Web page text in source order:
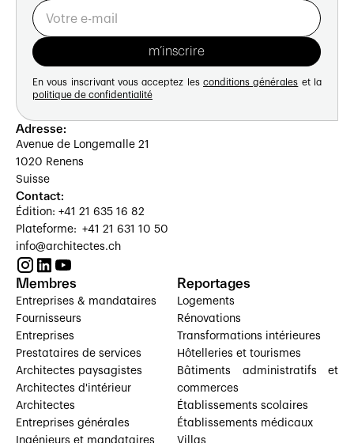
En vous inscrivant vous acceptez les conditions générales et la
politique de confidentialité
Adresse:
Avenue de Longemalle 21
1020 Renens
Suisse
Contact:
Édition: +41 21 635 16 82
Plateforme: +41 21 631 10 50
info@architectes.ch
Membres
Entreprises & mandataires
Fournisseurs
Entreprises
Prestataires de services
Architectes paysagistes
Architectes d'intérieur
Architectes
Entreprises générales
Ingénieurs et mandataires
Reportages
Logements
Rénovations
Transformations intérieures
Hôtelleries et tourismes
Bâtiments administratifs et
commerces
Établissements scolaires
Établissements médicaux
Villas